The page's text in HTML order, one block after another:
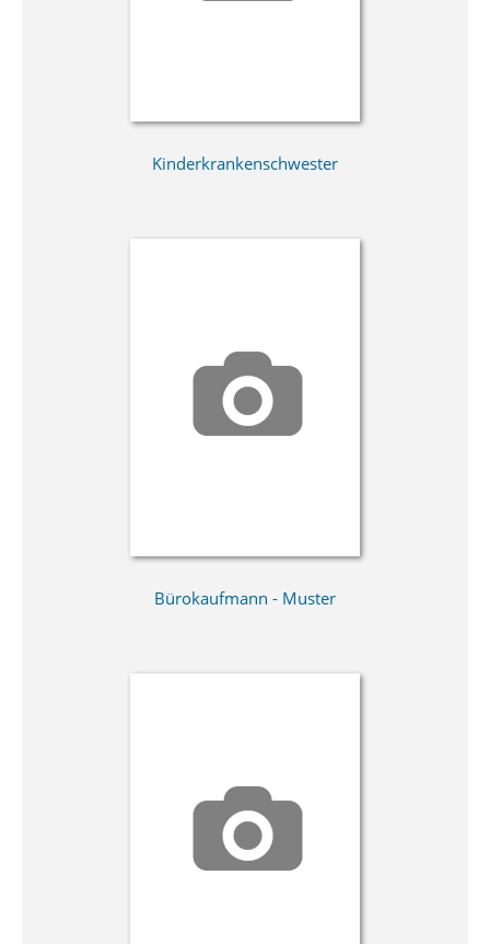
Kinderkrankenschwester
Bürokaufmann - Muster